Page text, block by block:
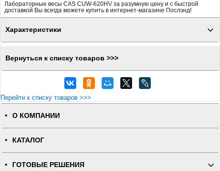
Лабораторные весы CAS CUW-620HV за разумную цену и с быстрой
доставкой Вы всегда можете купить в интернет-магазине Послэнд!
Характеристики
Вернуться к списку товаров >>>
Перейти к списку товаров >>>
О КОМПАНИИ
КАТАЛОГ
ГОТОВЫЕ РЕШЕНИЯ